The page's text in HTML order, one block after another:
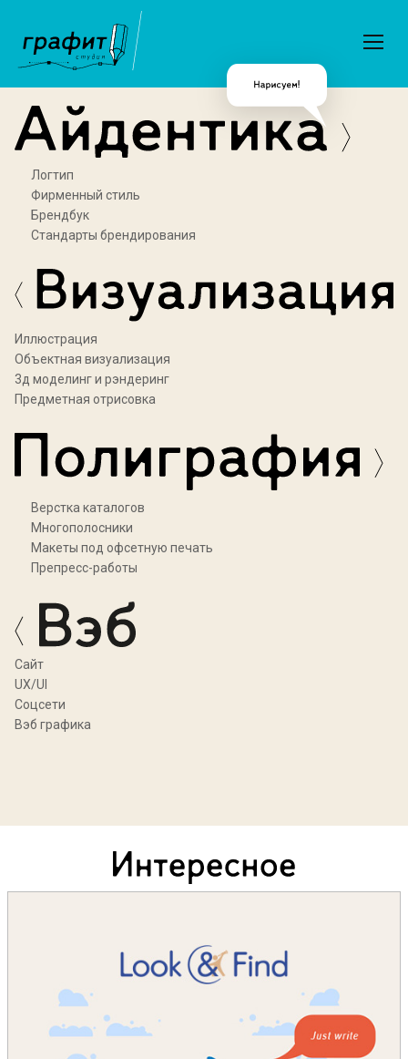
Логтип
Фирменный стиль
Брендбук
Стандарты брендирования
Иллюстрация
Объектная визуализация
3д моделинг и рэндеринг
Предметная отрисовка
Верстка каталогов
Многополосники
Макеты под офсетную печать
Препресс-работы
Cайт
UX/UI
Соцсети
Вэб графика